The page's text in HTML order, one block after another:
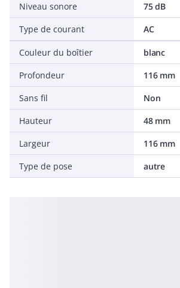
Niveau sonore
75 dB
Type de courant
AC
Couleur du boîtier
blanc
Profondeur
116 mm
Sans fil
Non
Hauteur
48 mm
Largeur
116 mm
Type de pose
autre